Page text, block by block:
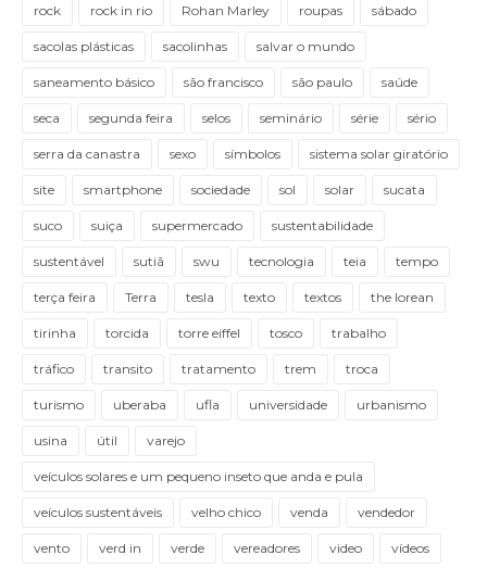
rock rock in rio Rohan Marley roupas sábado
sacolas plásticas sacolinhas salvar o mundo
saneamento básico são francisco são paulo saúde
seca segunda feira selos seminário série sério
serra da canastra sexo símbolos sistema solar giratório
site smartphone sociedade sol solar sucata
suco suiça supermercado sustentabilidade
sustentável sutiã swu tecnologia teia tempo
terça feira Terra tesla texto textos the lorean
tirinha torcida torre eiffel tosco trabalho
tráfico transito tratamento trem troca
turismo uberaba ufla universidade urbanismo
usina útil varejo
veículos solares e um pequeno inseto que anda e pula
veículos sustentáveis velho chico venda vendedor
vento verd in verde vereadores video vídeos